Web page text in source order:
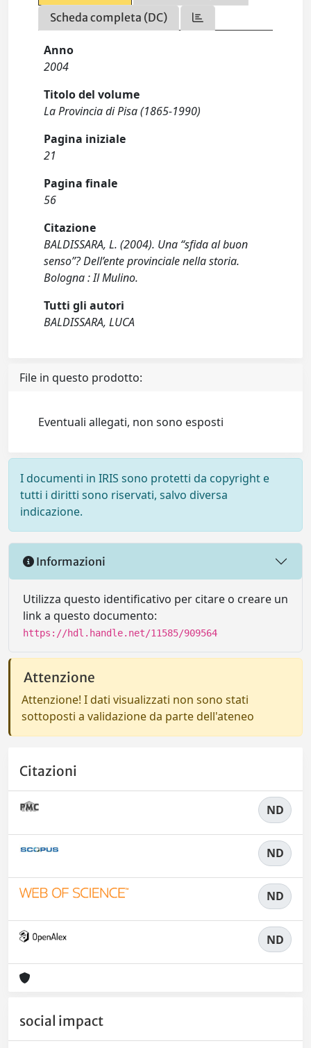
Scheda completa (DC)
Anno
2004
Titolo del volume
La Provincia di Pisa (1865-1990)
Pagina iniziale
21
Pagina finale
56
Citazione
BALDISSARA, L. (2004). Una “sfida al buon
senso”? Dell’ente provinciale nella storia.
Bologna : Il Mulino.
Tutti gli autori
BALDISSARA, LUCA
File in questo prodotto:
Eventuali allegati, non sono esposti
I documenti in IRIS sono protetti da copyright e
tutti i diritti sono riservati, salvo diversa
indicazione.
Informazioni
Utilizza questo identificativo per citare o creare un
link a questo documento:
https://hdl.handle.net/11585/909564
Attenzione
Attenzione! I dati visualizzati non sono stati
sottoposti a validazione da parte dell'ateneo
Citazioni
ND
ND
ND
ND
social impact